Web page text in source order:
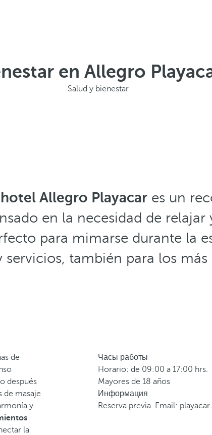
en Allegro
Salud y bienestar
Allegro Playacar es un
en la necesidad de
para mimarse durante la
también para los
de
después
de masaje
y
la
Часы работы
Horario: de 09:00 a 17:00 hrs.
Mayores de 18 años
Информация
Reserva previa. Email: